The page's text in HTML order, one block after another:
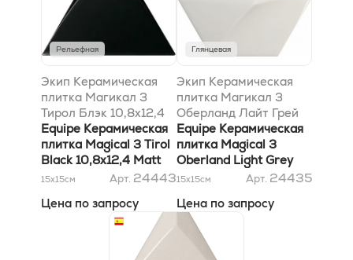
Рельефная
Экип Керамическая
плитка Магикал 3
Тирол Блэк 10,8х12,4
матовый
Equipe Керамическая
плитка Magical 3 Tirol
Black 10,8х12,4 Matt
15x15см Арт. 24443
Цена по запросу
Глянцевая
Экип Керамическая
плитка Магикал 3
Оберланд Лайт Грей
12,4х10,7
Equipe Керамическая
плитка Magical 3
Oberland Light Grey
12,4х10,7
15x15см Арт. 24435
Цена по запросу